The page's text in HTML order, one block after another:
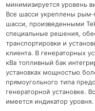
минимизируется уровень
Все шасси укреплены
шасси, произведенными
специальные решения,
транспортировки и
клиента. В генераторных
кВа топливный бак
установках мощностью
прямоугольного типа
генераторной установке.
имеется индикатор уровня.